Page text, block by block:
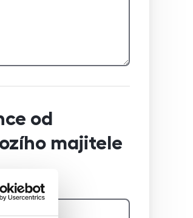
od
majitele
majitele